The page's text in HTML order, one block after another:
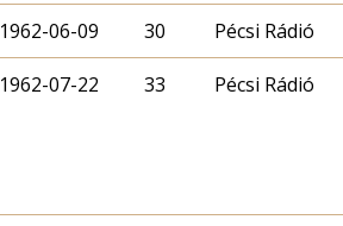
1962-06-09 30 Pécsi Rádió
1962-07-22 33 Pécsi Rádió